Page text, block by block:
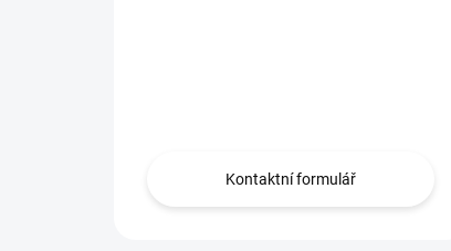
Kontaktní formulář